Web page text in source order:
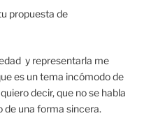
propuesta de
y representarla me
es un tema incómodo de
decir, que no se habla
de una forma sincera.